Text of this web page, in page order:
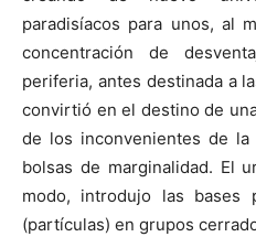
paradisíacos para unos, al
concentración de
periferia, antes destinada a
convirtió en el destino de
de los inconvenientes de la
bolsas de marginalidad. El
modo, introdujo las bases
(partículas) en grupos